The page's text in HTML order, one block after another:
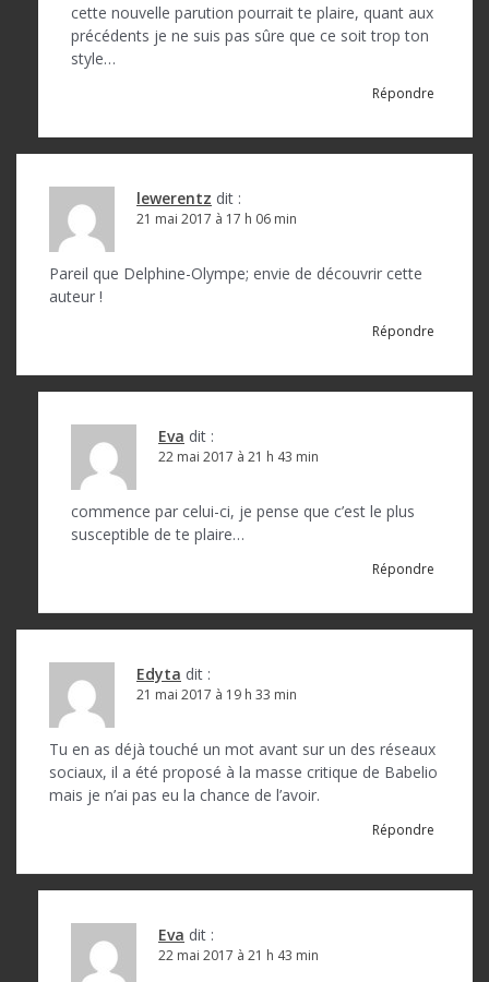
cette nouvelle parution pourrait te plaire, quant aux
précédents je ne suis pas sûre que ce soit trop ton
style…
Répondre
lewerentz dit :
21 mai 2017 à 17 h 06 min
Pareil que Delphine-Olympe; envie de découvrir cette
auteur !
Répondre
Eva dit :
22 mai 2017 à 21 h 43 min
commence par celui-ci, je pense que c’est le plus
susceptible de te plaire…
Répondre
Edyta dit :
21 mai 2017 à 19 h 33 min
Tu en as déjà touché un mot avant sur un des réseaux
sociaux, il a été proposé à la masse critique de Babelio
mais je n’ai pas eu la chance de l’avoir.
Répondre
Eva dit :
22 mai 2017 à 21 h 43 min